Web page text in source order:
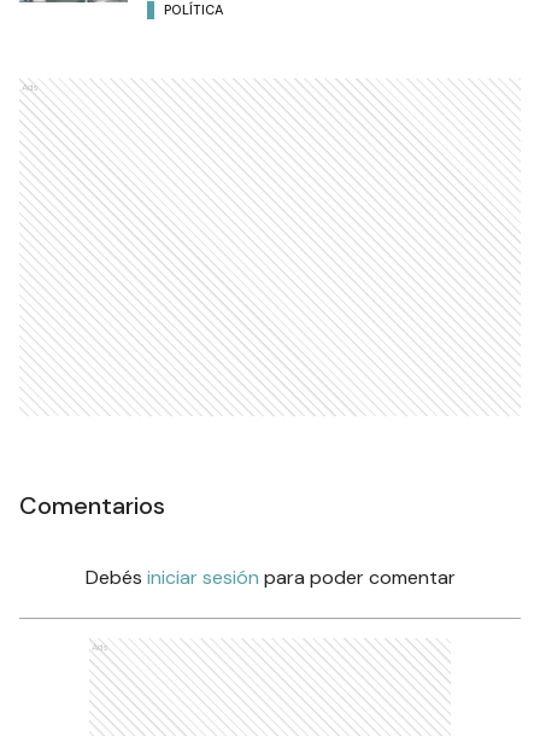
POLÍTICA
Ads
Comentarios
Debés iniciar sesión para poder comentar
Ads